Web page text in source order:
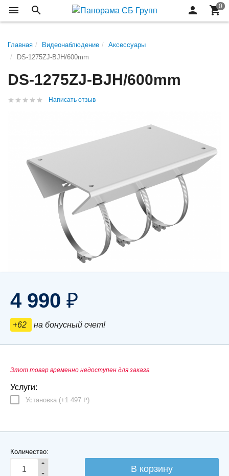
Главная Видеонаблюдение
Аксессуары
DS-1275ZJ-BJH/600mm
DS-1275ZJ-BJH/600mm
Написать отзыв
4 990 ₽
+62 на бонусный счет!
Этот товар временно недоступен для заказа
Услуги:
Установка (+1 497 ₽)
Количество: